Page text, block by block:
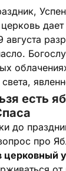
августа
есть
до
про
церковный